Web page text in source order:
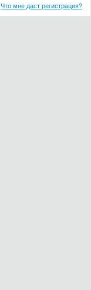
Что мне даст регистрация?